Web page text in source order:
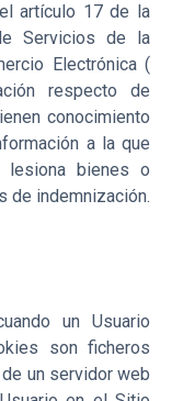
artículo 17 de la
Servicios de la
Electrónica (
respecto de
conocimiento
a la que
bienes o
de indemnización.
un Usuario
son ficheros
un servidor web